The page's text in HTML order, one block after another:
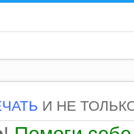
И НЕ